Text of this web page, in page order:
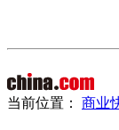
当前位置： 商业